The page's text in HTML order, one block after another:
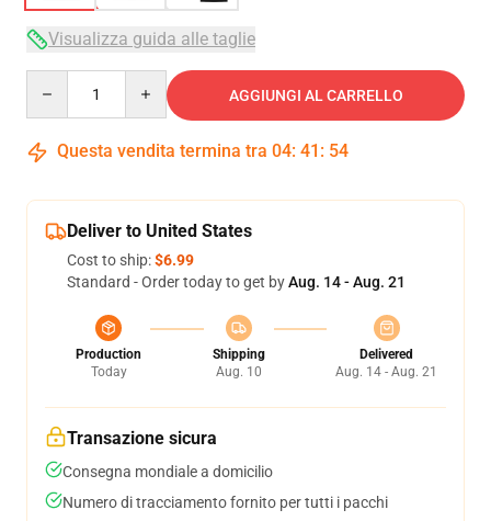
Visualizza guida alle taglie
AGGIUNGI AL CARRELLO
Questa vendita termina tra 04: 41 : 54
Deliver to United States
Cost to ship:$6.99
Standard - Order today to get byAug. 14 - Aug. 21
Production
Today
Shipping
Aug. 10
Delivered
Aug. 14 - Aug. 21
Transazione sicura
Consegna mondiale a domicilio
Numero di tracciamento fornito per tutti i pacchi